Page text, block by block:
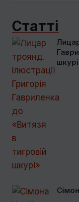
Статті